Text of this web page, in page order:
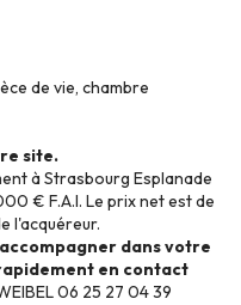
de vie, chambre
site.
à Strasbourg Esplanade
€ F.A.I. Le prix net est de
l'acquéreur.
dans votre
en contact
06 25 27 04 39